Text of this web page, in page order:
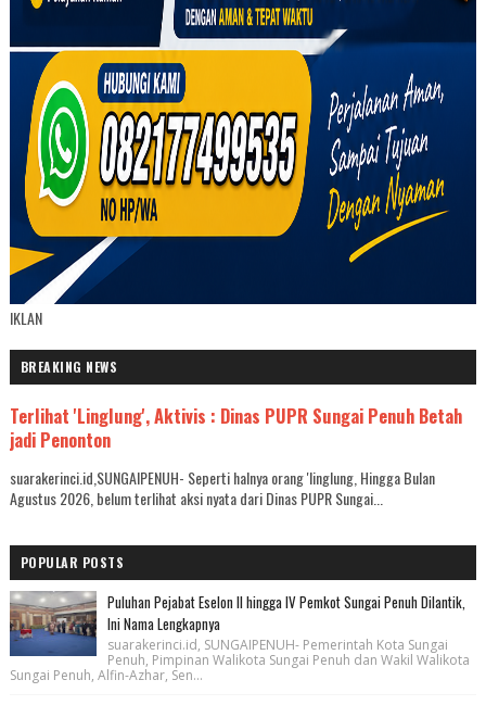
IKLAN
BREAKING NEWS
Terlihat 'Linglung', Aktivis : Dinas PUPR Sungai Penuh Betah
jadi Penonton
suarakerinci.id,SUNGAIPENUH- Seperti halnya orang 'linglung, Hingga Bulan
Agustus 2026, belum terlihat aksi nyata dari Dinas PUPR Sungai...
POPULAR POSTS
Puluhan Pejabat Eselon II hingga IV Pemkot Sungai Penuh Dilantik,
Ini Nama Lengkapnya
suarakerinci.id, SUNGAIPENUH- Pemerintah Kota Sungai
Penuh, Pimpinan Walikota Sungai Penuh dan Wakil Walikota
Sungai Penuh, Alfin-Azhar, Sen...